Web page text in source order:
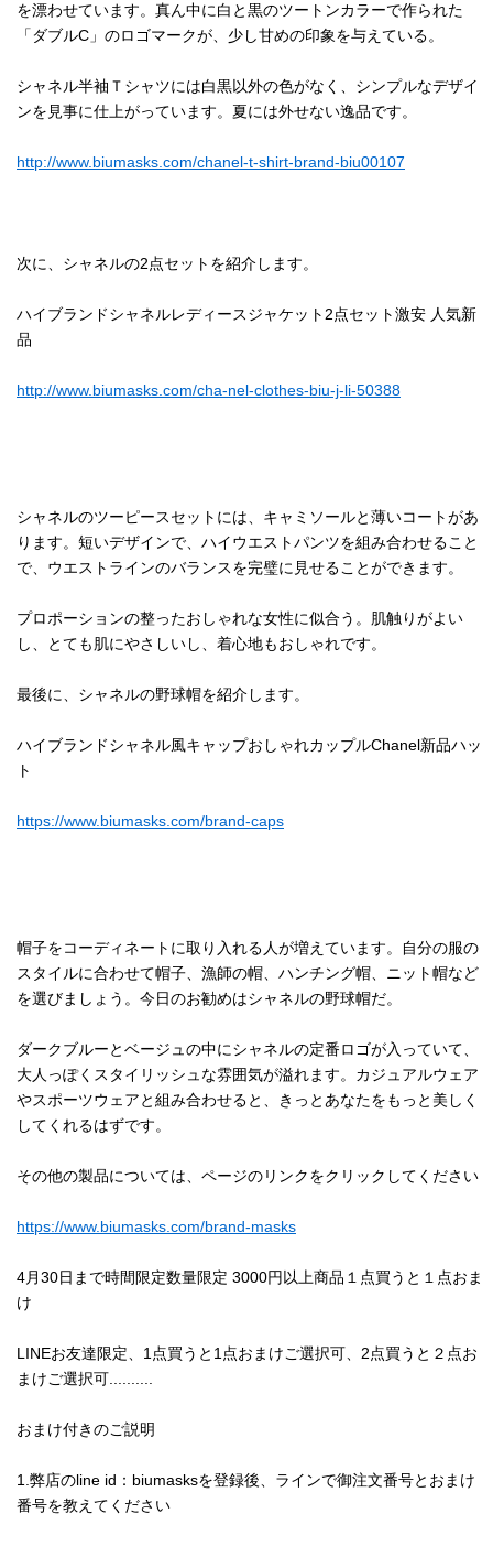
を漂わせています。真ん中に白と黒のツートンカラーで作られた
「ダブルC」のロゴマークが、少し甘めの印象を与えている。
シャネル半袖Ｔシャツには白黒以外の色がなく、シンプルなデザイ
ンを見事に仕上がっています。夏には外せない逸品です。
http://www.biumasks.com/chanel-t-shirt-brand-biu00107
次に、シャネルの2点セットを紹介します。
ハイブランドシャネルレディースジャケット2点セット激安 人気新
品
http://www.biumasks.com/cha-nel-clothes-biu-j-li-50388
シャネルのツーピースセットには、キャミソールと薄いコートがあ
ります。短いデザインで、ハイウエストパンツを組み合わせること
で、ウエストラインのバランスを完璧に見せることができます。
プロポーションの整ったおしゃれな女性に似合う。肌触りがよい
し、とても肌にやさしいし、着心地もおしゃれです。
最後に、シャネルの野球帽を紹介します。
ハイブランドシャネル風キャップおしゃれカップルChanel新品ハッ
ト
https://www.biumasks.com/brand-caps
帽子をコーディネートに取り入れる人が増えています。自分の服の
スタイルに合わせて帽子、漁師の帽、ハンチング帽、ニット帽など
を選びましょう。今日のお勧めはシャネルの野球帽だ。
ダークブルーとベージュの中にシャネルの定番ロゴが入っていて、
大人っぽくスタイリッシュな雰囲気が溢れます。カジュアルウェア
やスポーツウェアと組み合わせると、きっとあなたをもっと美しく
してくれるはずです。
その他の製品については、ページのリンクをクリックしてください
https://www.biumasks.com/brand-masks
4月30日まで時間限定数量限定 3000円以上商品１点買うと１点おま
け
LINEお友達限定、1点買うと1点おまけご選択可、2点買うと２点お
まけご選択可..........
おまけ付きのご説明
1.弊店のline id：biumasksを登録後、ラインで御注文番号とおまけ
番号を教えてください